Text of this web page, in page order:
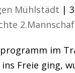
Mühlstädt |
im
Freie ging,